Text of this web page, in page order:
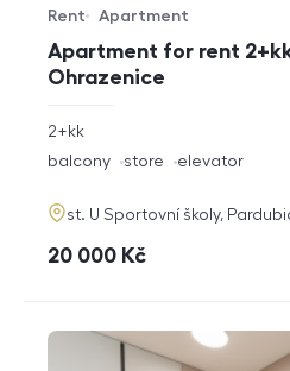
Apartment for rent
Ohrazenice
Offer type
Rent
Property type
Apartment
rozměry
disposition
2+kk
funkce
balcony store elevator
adresa
st. U Sportovní školy,
cena
20 000 Kč